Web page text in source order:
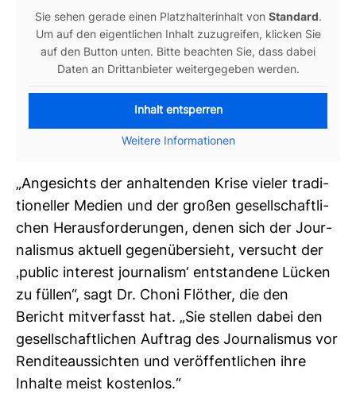
Sie sehen gerade einen Platz­hal­ter­in­halt von Stan­dard.
Um auf den eigent­li­chen Inhalt zuzu­greifen, kli­cken Sie
auf den Button unten. Bitte beachten Sie, dass dabei
Daten an Dritt­an­bieter wei­ter­ge­geben werden.
Inhalt entsperren
Weitere Informationen
„Ange­sichts der anhal­tenden Krise vieler tra­di­
tio­neller Medien und der großen gesell­schaft­li­
chen Her­aus­for­de­rungen, denen sich der Jour­
na­lismus aktuell gegen­über­sieht, ver­sucht der
‚public inte­rest jour­na­lism‘ ent­stan­dene Lücken
zu füllen“, sagt Dr. Choni Flö­ther, die den
Bericht mit­ver­fasst hat. „Sie stellen dabei den
gesell­schaft­li­chen Auf­trag des Jour­na­lismus vor
Ren­di­te­aus­sichten und ver­öf­fent­li­chen ihre
Inhalte meist kos­tenlos.“